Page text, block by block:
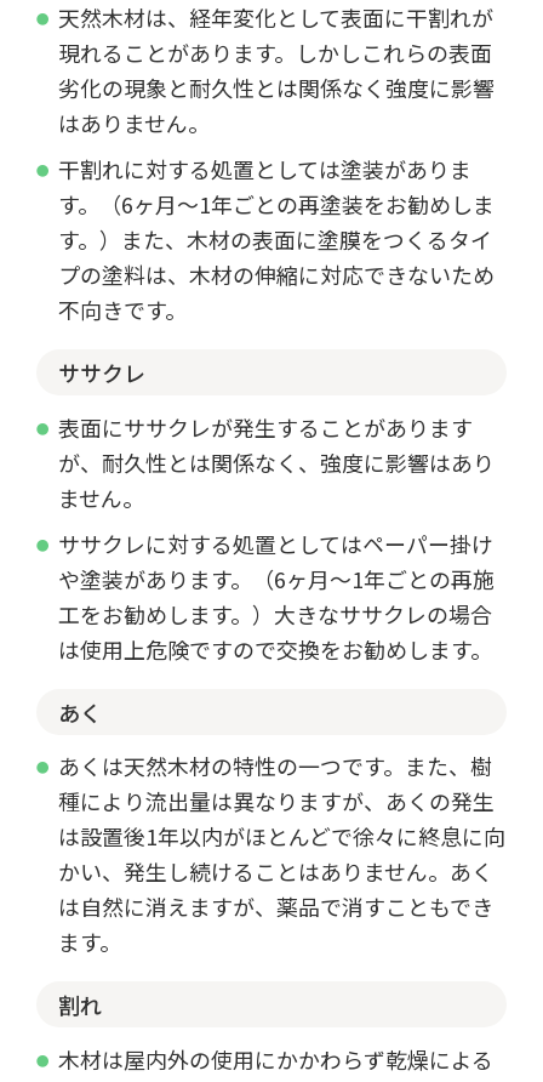
天然木材は、経年変化として表面に干割れが
現れることがあります。しかしこれらの表面
劣化の現象と耐久性とは関係なく強度に影響
はありません。
干割れに対する処置としては塗装がありま
す。（6ヶ月～1年ごとの再塗装をお勧めしま
す。）また、木材の表面に塗膜をつくるタイ
プの塗料は、木材の伸縮に対応できないため
不向きです。
ササクレ
表面にササクレが発生することがあります
が、耐久性とは関係なく、強度に影響はあり
ません。
ササクレに対する処置としてはペーパー掛け
や塗装があります。（6ヶ月～1年ごとの再施
工をお勧めします。）大きなササクレの場合
は使用上危険ですので交換をお勧めします。
あく
あくは天然木材の特性の一つです。また、樹
種により流出量は異なりますが、あくの発生
は設置後1年以内がほとんどで徐々に終息に向
かい、発生し続けることはありません。あく
は自然に消えますが、薬品で消すこともでき
ます。
割れ
木材は屋内外の使用にかかわらず乾燥による